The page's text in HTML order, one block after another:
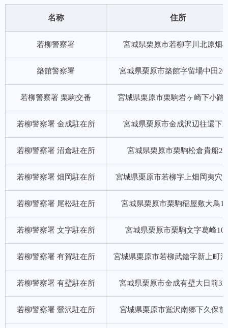
名称 住所
若柳警察署 宮城県栗原市若柳字川北原畑
築館警察署 宮城県栗原市築館字留場中田
若柳警察署 栗駒交番 宮城県栗原市栗駒岩ヶ崎下小路
若柳警察署 金成駐在所 宮城県栗原市金成沢辺往還下
若柳警察署 沼倉駐在所 宮城県栗原市栗駒松倉貴船2-
若柳警察署 畑岡駐在所 宮城県栗原市若柳字上畑岡夷穴
若柳警察署 尾松駐在所 宮城県栗原市栗駒稲屋敷大鳥
若柳警察署 文字駐在所 宮城県栗原市栗駒文字葛峰
若柳警察署 有賀駐在所 宮城県栗原市若柳武鎗字新上町
若柳警察署 有壁駐在所 宮城県栗原市金成有壁大日前
若柳警察署 鶯沢駐在所 宮城県栗原市鴬沢南郷下久保前